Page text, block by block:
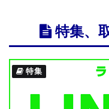
特集、
特集